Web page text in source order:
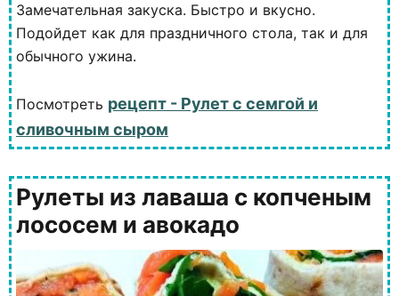
Замечательная закуска. Быстро и вкусно.
Подойдет как для праздничного стола, так и для
обычного ужина.
Посмотреть рецепт - Рулет с семгой и
сливочным сыром
Рулеты из лаваша с копченым
лососем и авокадо